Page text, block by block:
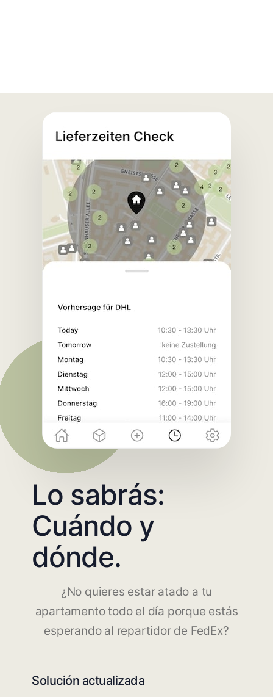
Lo sabrás:
Cuándo y
dónde.
¿No quieres estar atado a tu
apartamento todo el día porque estás
esperando al repartidor de FedEx?
Solución actualizada